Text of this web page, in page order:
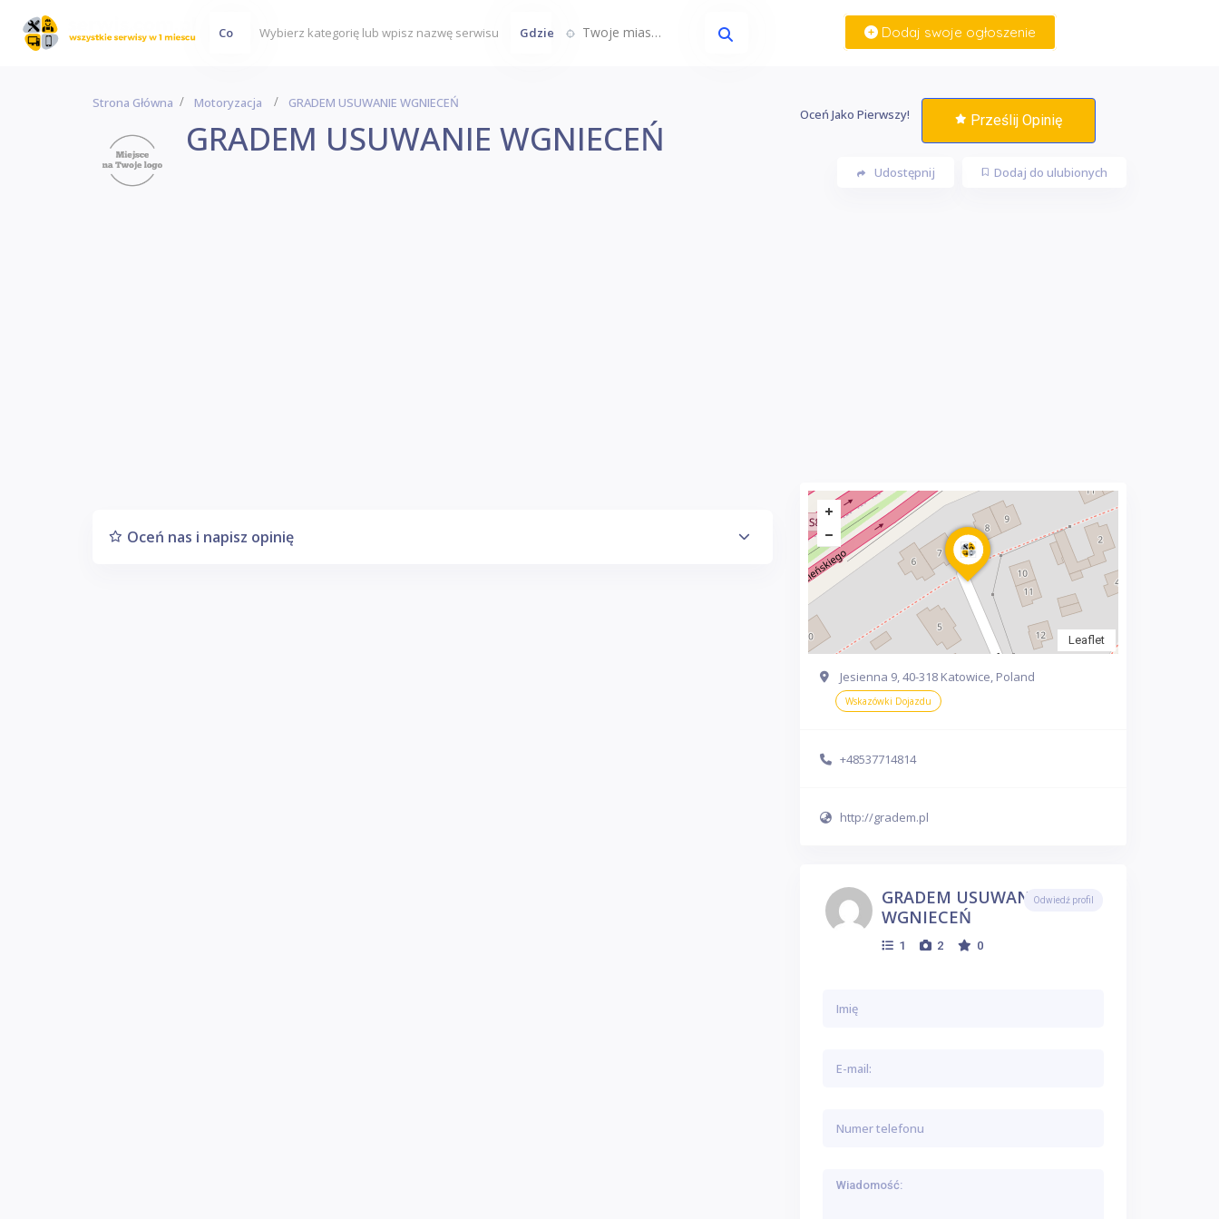
Co Gdzie Twoje miasto... Dodaj swoje ogłoszenie
Strona Główna Motoryzacja GRADEM USUWANIE WGNIECEŃ
GRADEM USUWANIE WGNIECEŃ
Oceń Jako Pierwszy! Prześlij Opinię
Dodaj do ulubionych
Udostępnij
Oceń nas i napisz opinię
Leaflet
Jesienna 9, 40-318 Katowice, Poland
Wskazówki Dojazdu
+48537714814
http://gradem.pl
GRADEM USUWANIE
WGNIECEŃ
1 2 0
Odwiedź profil